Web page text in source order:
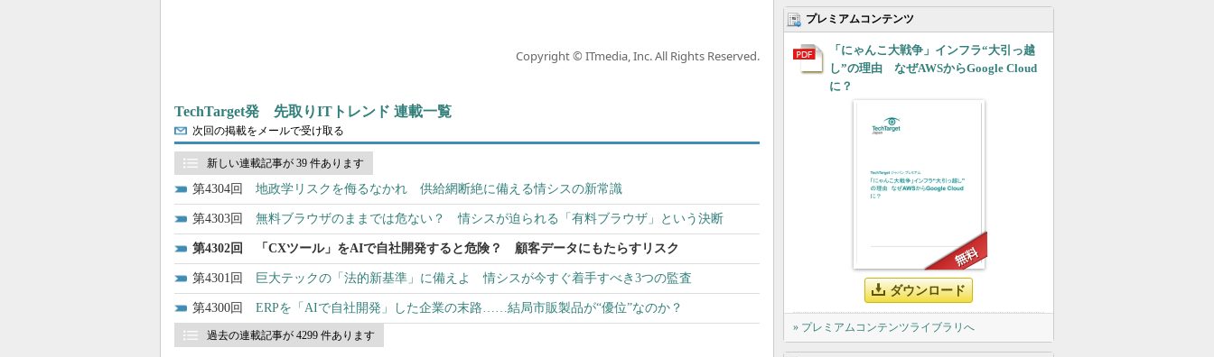
Copyright © ITmedia, Inc. All Rights Reserved.
TechTarget発 先取りITトレンド 連載一覧
次回の掲載をメールで受け取る
新しい連載記事が 39 件あります
4304 地政学リスクを侮るなかれ 供給網断絶に備える情シスの新常識
4303 無料ブラウザのままでは危ない？ 情シスが迫られる「有料ブラウザ」という決断
4302 「CXツール」をAIで自社開発すると危険？ 顧客データにもたらすリスク
4301 巨大テックの「法的新基準」に備えよ 情シスが今すぐ着手すべき3つの監査
4300 ERPを「AIで自社開発」した企業の末路……結局市販製品が“優位”なのか？
過去の連載記事が 4299 件あります
プレミアムコンテンツ
「にゃんこ大戦争」インフラ“大引っ越
し”の理由 なぜAWSからGoogle Cloud
に？
ダウンロード
» プレミアムコンテンツライブラリへ